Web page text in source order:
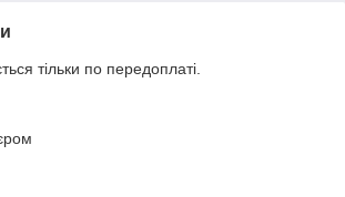
тільки по передоплаті.